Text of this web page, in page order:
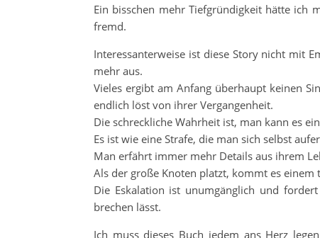
Ein bisschen mehr Tiefgründigkeit hätte ich
fremd.
Interessanterweise ist diese Story nicht mit
mehr aus.
Vieles ergibt am Anfang überhaupt keinen
endlich löst von ihrer Vergangenheit.
Die schreckliche Wahrheit ist, man kann es
Es ist wie eine Strafe, die man sich selbst
Man erfährt immer mehr Details aus ihrem
Als der große Knoten platzt, kommt es einem
Die Eskalation ist unumgänglich und
brechen lässt.
Ich muss dieses Buch jedem ans Herz